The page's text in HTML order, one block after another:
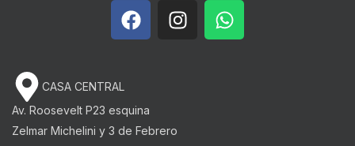
CASA CENTRAL
Av. Roosevelt P23 esquina
Zelmar Michelini y 3 de Febrero​